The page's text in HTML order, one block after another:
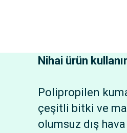
Nihai ürün
Polipropilen
çeşitli bitki ve
olumsuz dış hava